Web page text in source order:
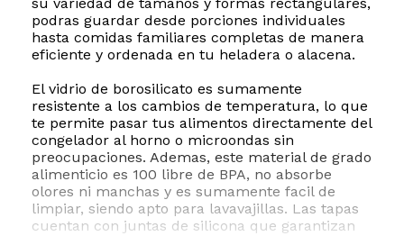
podras guardar desde porciones individuales
hasta comidas familiares completas de manera
eficiente y ordenada en tu heladera o alacena.
El vidrio de borosilicato es sumamente
resistente a los cambios de temperatura, lo que
te permite pasar tus alimentos directamente del
congelador al horno o microondas sin
preocupaciones. Ademas, este material de grado
alimenticio es 100 libre de BPA, no absorbe
olores ni manchas y es sumamente facil de
limpiar, siendo apto para lavavajillas. Las tapas
cuentan con juntas de silicona que garantizan